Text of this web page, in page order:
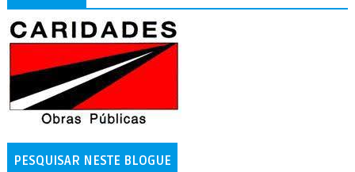
PESQUISAR NESTE BLOGUE